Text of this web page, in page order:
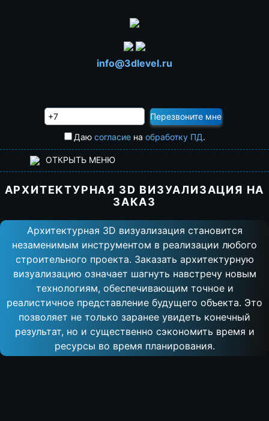
info@3dlevel.ru
Даю согласиена обработку ПД.
ОТКРЫТЬ МЕНЮ
Прайс-лист
О студии
Контакты
Заполнить бриф
АРХИТЕКТУРНАЯ 3D ВИЗУАЛИЗАЦИЯ НА
ЗАКАЗ
Архитектурная 3D визуализация становится
незаменимым инструментом в реализации любого
строительного проекта. Заказать архитектурную
визуализацию означает шагнуть навстречу новым
технологиям, обеспечивающим точное и
реалистичное представление будущего объекта. Это
позволяет не только заранее увидеть конечный
результат, но и существенно сэкономить время и
ресурсы во время планирования.